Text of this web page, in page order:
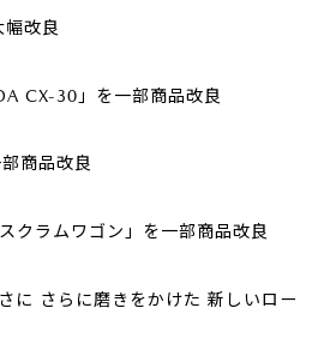
幅改良
CX-30」を一部商品改良
商品改良
クラムワゴン」を一部商品改良
に さらに磨きをかけた 新しいロー